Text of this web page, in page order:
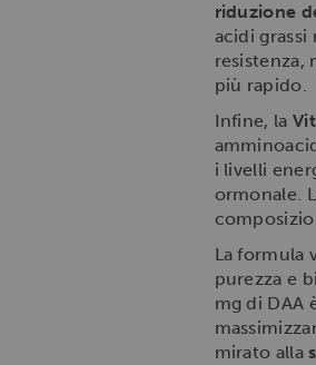
riduzione
acidi
resistenza,
più rapido.
Infine, la
i livelli
ormonale.
La formula
purezza e
mg di DAA
mirato alla